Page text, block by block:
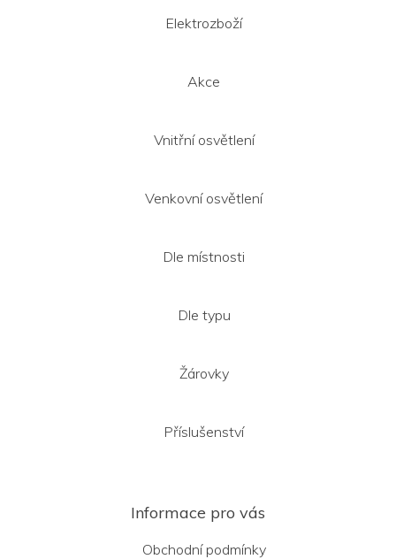
Elektrozboží
Akce
Vnitřní osvětlení
Venkovní osvětlení
Dle místnosti
Dle typu
Žárovky
Příslušenství
Informace pro vás
Obchodní podmínky